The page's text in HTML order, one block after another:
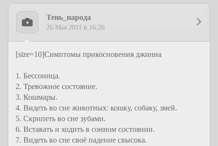
Тень_народа
26 Мая 2011 в 16:26
[size=10]Симптомы прикосновения джинна
1. Бессоница.
2. Тревожное состояние.
3. Кошмары.
4. Видеть во сне животных: кошку, собаку, змей.
5. Скрипеть во сне зубами.
6. Вставать и ходить в сонном состоянии.
7. Видеть во сне своё падение свысока.